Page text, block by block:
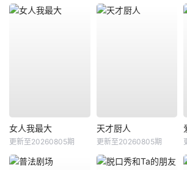
女人我最大
更新至20260805期
天才厨人
更新至20260805期